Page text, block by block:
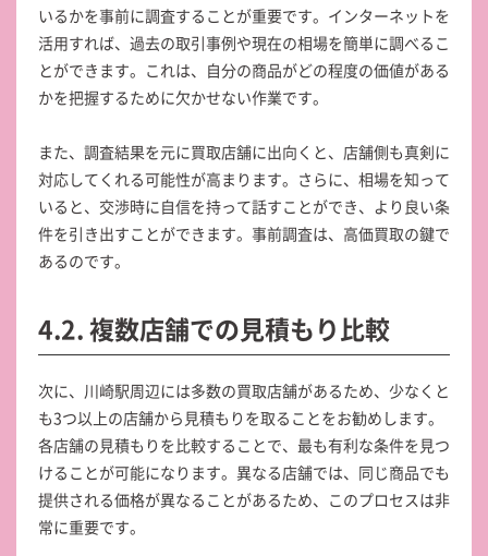
いるかを事前に調査することが重要です。インターネットを
活用すれば、過去の取引事例や現在の相場を簡単に調べるこ
とができます。これは、自分の商品がどの程度の価値がある
かを把握するために欠かせない作業です。
また、調査結果を元に買取店舗に出向くと、店舗側も真剣に
対応してくれる可能性が高まります。さらに、相場を知って
いると、交渉時に自信を持って話すことができ、より良い条
件を引き出すことができます。事前調査は、高価買取の鍵で
あるのです。
4.2. 複数店舗での見積もり比較
次に、川崎駅周辺には多数の買取店舗があるため、少なくと
も3つ以上の店舗から見積もりを取ることをお勧めします。
各店舗の見積もりを比較することで、最も有利な条件を見つ
けることが可能になります。異なる店舗では、同じ商品でも
提供される価格が異なることがあるため、このプロセスは非
常に重要です。